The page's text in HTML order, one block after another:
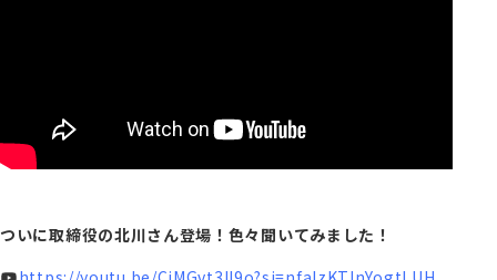
ついに取締役の北川さん登場！色々聞いてみました！